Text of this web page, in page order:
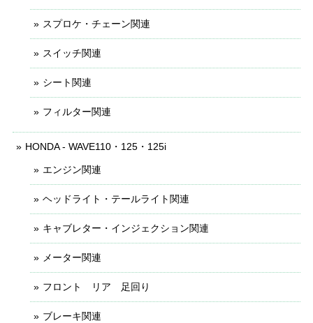
スプロケ・チェーン関連
スイッチ関連
シート関連
フィルター関連
HONDA - WAVE110・125・125i
エンジン関連
ヘッドライト・テールライト関連
キャブレター・インジェクション関連
メーター関連
フロント リア 足回り
ブレーキ関連